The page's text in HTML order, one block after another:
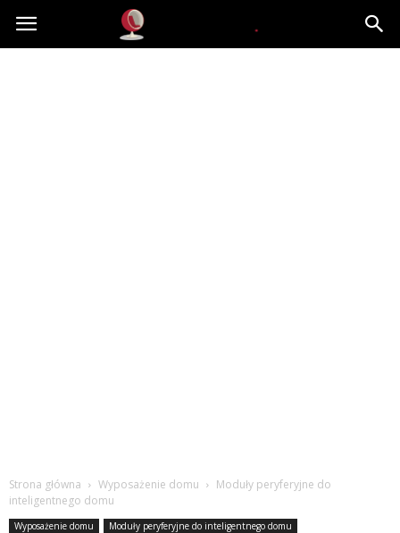
Dekoteria.pl
Strona główna Wyposażenie domu
Moduły peryferyjne do
inteligentnego domu
Wyposażenie domu Moduły peryferyjne do inteligentnego domu